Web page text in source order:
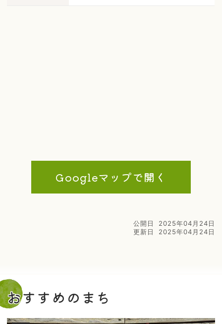
Googleマップで開く
公開日
2025年04月24日
更新日
2025年04月24日
おすすめのまち